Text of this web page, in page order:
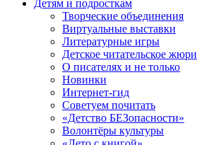
Детям и подросткам
Творческие объединения
Виртуальные выставки
Литературные игры
Детское читательское жюри
О писателях и не только
Новинки
Интернет-гид
Советуем почитать
«Детство БЕЗопасности»
Волонтёры культуры